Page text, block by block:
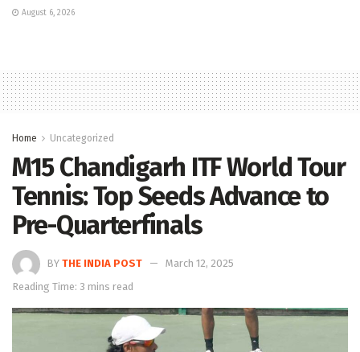
August 6, 2026
Home Uncategorized
M15 Chandigarh ITF World Tour
Tennis: Top Seeds Advance to
Pre-Quarterfinals
BY THE INDIA POST
March 12, 2025
Reading Time: 3 mins read